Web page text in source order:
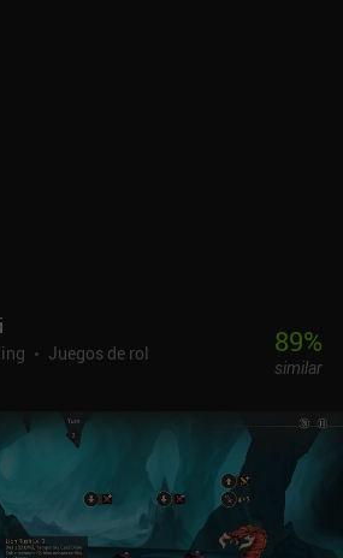
Juegos de rol
89%
similar